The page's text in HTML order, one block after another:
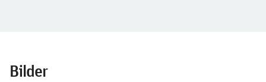
Bilder